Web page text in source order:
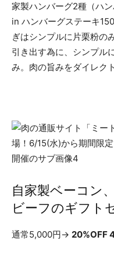
家製ハンバーグ2種（ハ
in ハンバーグステーキ
ぎはシンプルに片栗粉の
引き出す為に、シンプル
み。肉の旨みをダイレク
自家製ベーコン
ビーフのギフト
通常5,000円→ 20%OFF